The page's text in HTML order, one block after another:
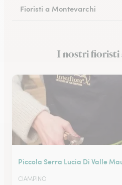
Fioristi a Montevarchi
Fioristi a CertaldoI nostri fioristi
Piccola Serra Lucia Di Valle
CIAMPINO